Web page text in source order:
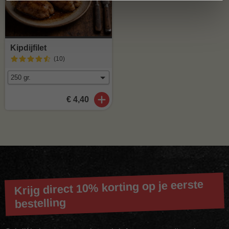
Kipdijfilet
(10)
€ 4,40
Krijg direct 10% korting op je eerste
bestelling